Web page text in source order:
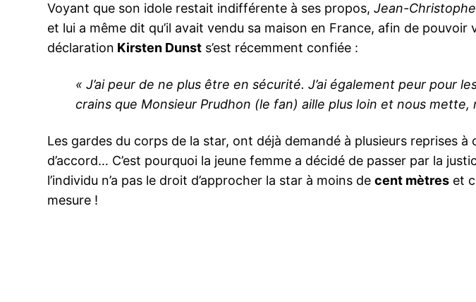
Voyant que son idole restait indifférente à ses propos, Jean-Christophe
et lui a même dit qu’il avait vendu sa maison en France, afin de
déclaration Kirsten Dunst s’est récemment confiée :
« J’ai peur de ne plus être en sécurité. J’ai également peur pour
crains que Monsieur Prudhon (le fan) aille plus loin et nous mette,
Les gardes du corps de la star, ont déjà demandé à plusieurs reprises à
d’accord… C’est pourquoi la jeune femme a décidé de passer par la
l’individu n’a pas le droit d’approcher la star à moins decent mètres et
mesure !